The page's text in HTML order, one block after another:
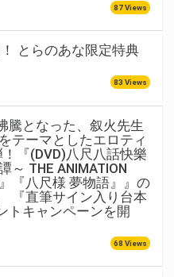
87 Views
とらのあな限定特典
83 Views
騰となった、叙火先生
テーマとしたエロティ
『(DVD)八尺八話快樂
～ THE ANIMATION
『八尺様 夢物語』』の
『直筆サイン入り台本
トキャンペーンを開
68 Views